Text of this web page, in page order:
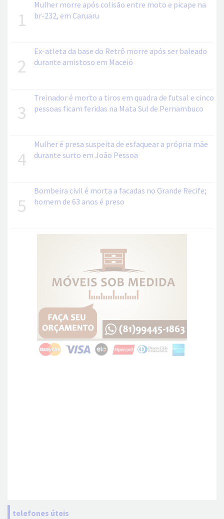
1
Mulher morre após colisão entre moto e picape na
br-232, em Caruaru
2
Ex-atleta da base do Retrô morre após ser baleado
durante amistoso em Maceió
3
Treinador é morto a tiros em quadra de futsal e cinco
pessoas ficam feridas na Mata Sul de Pernambuco
4
Mulher é presa suspeita de esfaquear a própria mãe
durante surto em João Pessoa
5
Bombeira civil é morta a facadas no Grande Recife;
homem de 63 anos é preso
telefones úteis